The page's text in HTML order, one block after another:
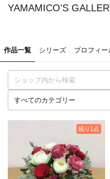
YAMAMICO'S
作品一覧 シリーズ プロフィー
残り1点